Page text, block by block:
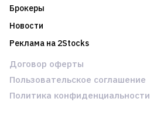
Брокеры
Новости
Реклама на 2Stocks
Договор оферты
Пользовательское соглашение
Политика конфиденциальности